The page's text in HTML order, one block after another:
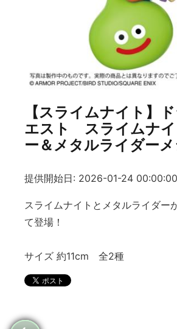
【スライムナイト】
エスト スライムナイ
ー＆メタルライダー
提供開始日: 2026-01-24 00:00:00
スライムナイトとメタルライダー
て登場！
サイズ 約11cm 全2種